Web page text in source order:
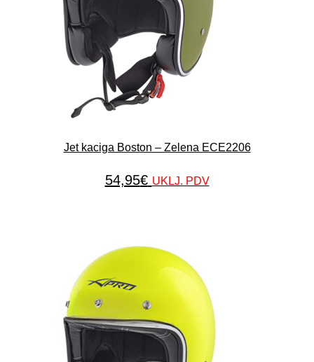
Jet kaciga Boston – Zelena ECE2206
54,95€ UKLJ. PDV